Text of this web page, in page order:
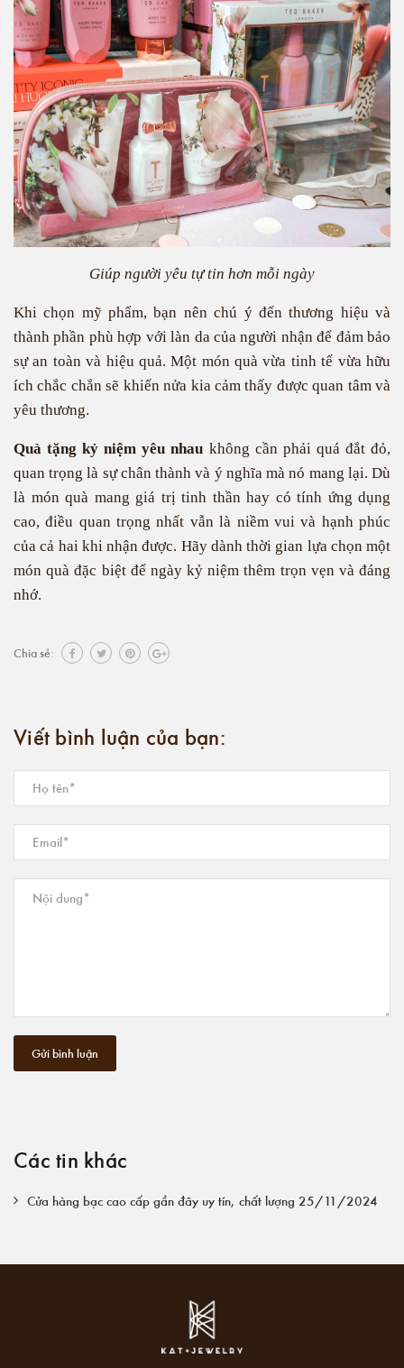
Giúp người yêu tự tin hơn mỗi ngày
Khi chọn mỹ phẩm, bạn nên chú ý đến thương hiệu và
thành phần phù hợp với làn da của người nhận để đảm bảo
sự an toàn và hiệu quả. Một món quà vừa tinh tế vừa hữu
ích chắc chắn sẽ khiến nửa kia cảm thấy được quan tâm và
yêu thương.
Quà tặng kỷ niệm yêu nhau không cần phải quá đắt đỏ,
quan trọng là sự chân thành và ý nghĩa mà nó mang lại. Dù
là món quà mang giá trị tinh thần hay có tính ứng dụng
cao, điều quan trọng nhất vẫn là niềm vui và hạnh phúc
của cả hai khi nhận được. Hãy dành thời gian lựa chọn một
món quà đặc biệt để ngày kỷ niệm thêm trọn vẹn và đáng
nhớ.
Chia sẻ:
Viết bình luận của bạn:
Gửi bình luận
Các tin khác
Cửa hàng bạc cao cấp gần đây uy tín, chất lượng 25/11/2024